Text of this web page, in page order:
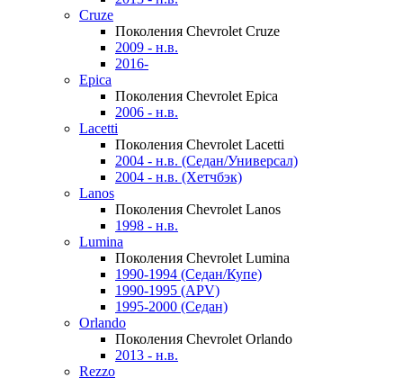
Cruze
Поколения Chevrolet Cruze
2009 - н.в.
2016-
Epica
Поколения Chevrolet Epica
2006 - н.в.
Lacetti
Поколения Chevrolet Lacetti
2004 - н.в. (Седан/Универсал)
2004 - н.в. (Хетчбэк)
Lanos
Поколения Chevrolet Lanos
1998 - н.в.
Lumina
Поколения Chevrolet Lumina
1990-1994 (Седан/Купе)
1990-1995 (APV)
1995-2000 (Седан)
Orlando
Поколения Chevrolet Orlando
2013 - н.в.
Rezzo